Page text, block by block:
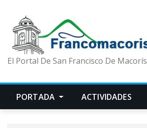
El Portal De San Francisco De Macorís
PORTADA ACTIVIDADES